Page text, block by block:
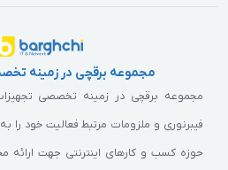
مجموعه برقچی در زمینه
مجموعه برقچی در زمینه تخصصی
فیبرنوری و ملزومات مرتبط فعالیت خود
حوزه کسب و کارهای اینترنتی جهت ارائه